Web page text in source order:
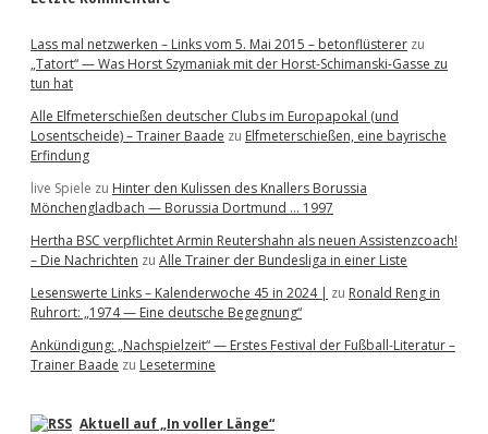
Lass mal netzwerken – Links vom 5. Mai 2015 – betonflüsterer zu
„Tatort“ — Was Horst Szymaniak mit der Horst-Schimanski-Gasse zu
tun hat
Alle Elfmeterschießen deutscher Clubs im Europapokal (und
Losentscheide) – Trainer Baade zu Elfmeterschießen, eine bayrische
Erfindung
live Spiele zu Hinter den Kulissen des Knallers Borussia
Mönchengladbach — Borussia Dortmund … 1997
Hertha BSC verpflichtet Armin Reutershahn als neuen Assistenzcoach!
– Die Nachrichten zu Alle Trainer der Bundesliga in einer Liste
Lesenswerte Links – Kalenderwoche 45 in 2024 | zu Ronald Reng in
Ruhrort: „1974 — Eine deutsche Begegnung“
Ankündigung: „Nachspielzeit“ — Erstes Festival der Fußball-Literatur –
Trainer Baade zu Lesetermine
Aktuell auf „In voller Länge“